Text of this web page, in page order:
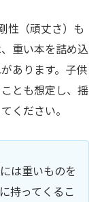
性（頑丈さ）も
重い本を詰め込
あります。子供
とも想定し、揺
ください。
は重いものを
持ってくるこ